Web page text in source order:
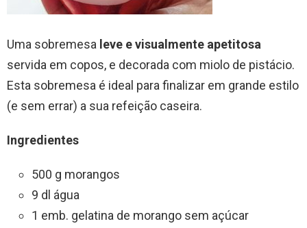
Uma sobremesa leve e visualmente apetitosa
servida em copos, e decorada com miolo de pistácio.
Esta sobremesa é ideal para finalizar em grande estilo
(e sem errar) a sua refeição caseira.
Ingredientes
500 g morangos
9 dl água
1 emb. gelatina de morango sem açúcar